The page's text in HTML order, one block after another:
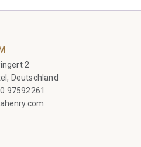
2
Deutschland
97592261